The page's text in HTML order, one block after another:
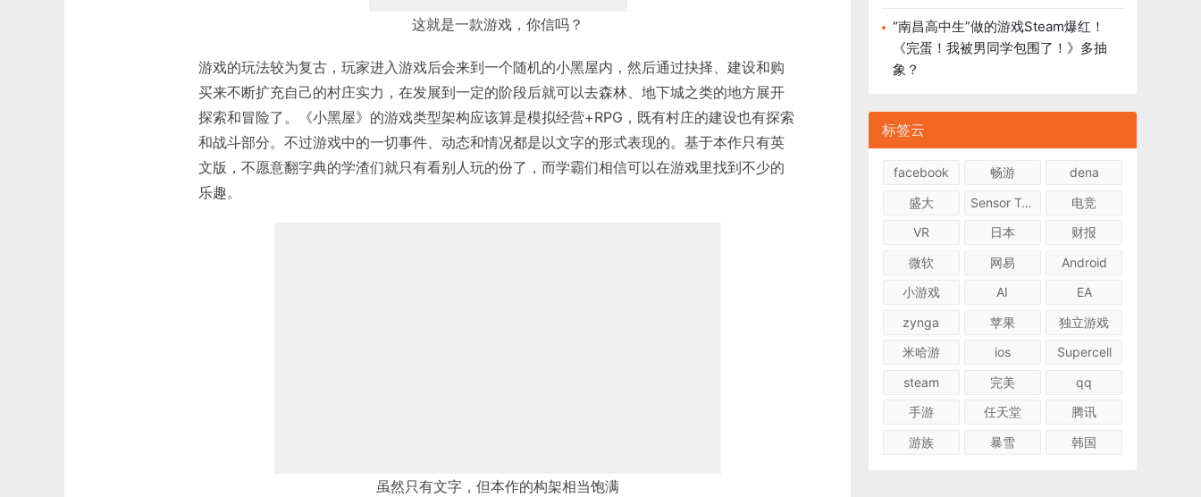
这就是一款游戏，你信吗？
游戏的玩法较为复古，玩家进入游戏后会来到一个随机的小黑屋内，然后通过抉择、建设和购
买来不断扩充自己的村庄实力，在发展到一定的阶段后就可以去森林、地下城之类的地方展开
探索和冒险了。《小黑屋》的游戏类型架构应该算是模拟经营+RPG，既有村庄的建设也有探索
和战斗部分。不过游戏中的一切事件、动态和情况都是以文字的形式表现的。基于本作只有英
文版，不愿意翻字典的学渣们就只有看别人玩的份了，而学霸们相信可以在游戏里找到不少的
乐趣。
虽然只有文字，但本作的构架相当饱满
“南昌高中生”做的游戏Steam爆红！
《完蛋！我被男同学包围了！》多抽
象？
标签云
facebook 畅游
dena
盛大
Sensor Tower
电竞
VR
日本
财报
微软
网易
Android
小游戏
AI
EA
zynga
苹果
独立游戏
米哈游
ios
Supercell
steam
完美
qq
手游
任天堂
腾讯
游族
暴雪 韩国